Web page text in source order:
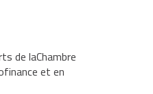
de laChambre
et en